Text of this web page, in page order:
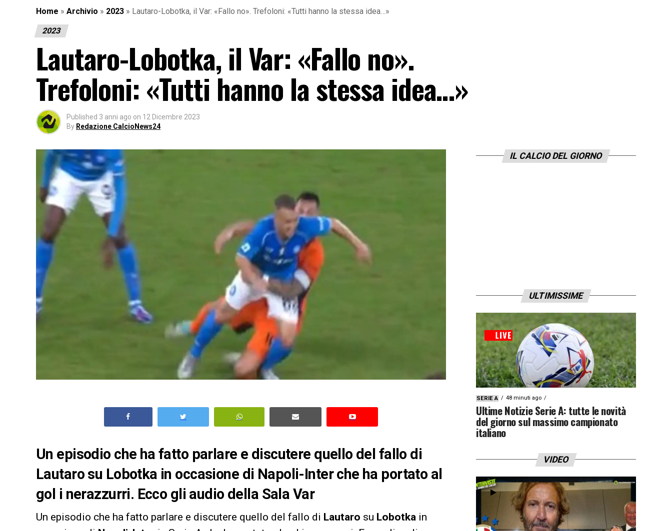
Home » Archivio » 2023 » Lautaro-Lobotka, il Var: «Fallo no». Trefoloni: «Tutti hanno la stessa idea…»
2023
Lautaro-Lobotka, il Var: «Fallo no».
Trefoloni: «Tutti hanno la stessa idea…»
Published 3 anni ago on 12 Dicembre 2023
By Redazione CalcioNews24
Un episodio che ha fatto parlare e discutere quello del fallo di
Lautaro su Lobotka in occasione di Napoli-Inter che ha portato al
gol i nerazzurri. Ecco gli audio della Sala Var
Un episodio che ha fatto parlare e discutere quello del fallo di Lautaro su Lobotka in
IL CALCIO DEL GIORNO
ULTIMISSIME
SERIE A 48 minuti ago
Ultime Notizie Serie A: tutte le novità
del giorno sul massimo campionato
italiano
VIDEO